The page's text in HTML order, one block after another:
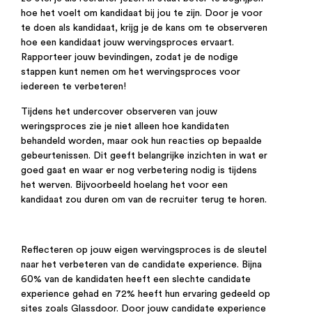
hoe het voelt om kandidaat bij jou te zijn. Door je voor
te doen als kandidaat, krijg je de kans om te observeren
hoe een kandidaat jouw wervingsproces ervaart.
Rapporteer jouw bevindingen, zodat je de nodige
stappen kunt nemen om het wervingsproces voor
iedereen te verbeteren!
Tijdens het undercover observeren van jouw
weringsproces zie je niet alleen hoe kandidaten
behandeld worden, maar ook hun reacties op bepaalde
gebeurtenissen. Dit geeft belangrijke inzichten in wat er
goed gaat en waar er nog verbetering nodig is tijdens
het werven. Bijvoorbeeld hoelang het voor een
kandidaat zou duren om van de recruiter terug te horen.
Reflecteren op jouw eigen wervingsproces is de sleutel
naar het verbeteren van de candidate experience. Bijna
60% van de kandidaten heeft een slechte candidate
experience gehad en 72% heeft hun ervaring gedeeld op
sites zoals Glassdoor. Door jouw candidate experience